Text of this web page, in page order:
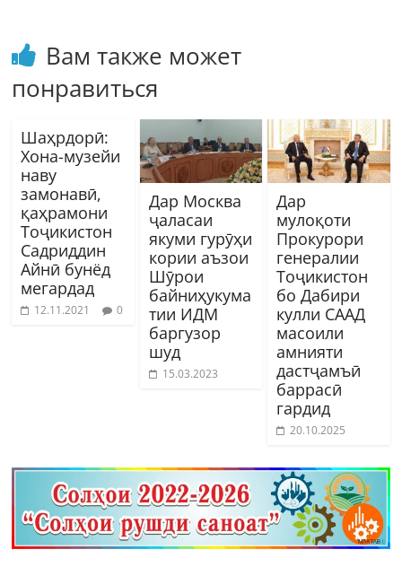
Вам также может
понравиться
Шаҳрдорӣ:
Хона-музейи
наву
замонавӣ,
қаҳрамони
Тоҷикистон
Садриддин
Айнӣ бунёд
мегардад
12.11.2021 0
Дар Москва
ҷаласаи
якуми гурӯҳи
кории аъзои
Шӯрои
байниҳукума
тии ИДМ
баргузор
шуд
15.03.2023
Дар
мулоқоти
Прокурори
генералии
Тоҷикистон
бо Дабири
кулли СААД
масоили
амнияти
дастҷамъӣ
баррасӣ
гардид
20.10.2025